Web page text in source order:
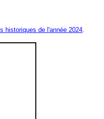
historiques de l'année 2024.